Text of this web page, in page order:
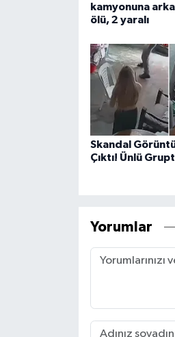
kamyonuna
ölü, 2 yaralı
Skandal
Çıktı! Ünlü
Yorumlar